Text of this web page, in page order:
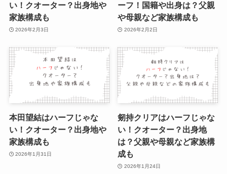
い！クオーター？出身地や
家族構成も
2026年2月3日
ーフ！国籍や出身は？父親
や母親など家族構成も
2026年2月2日
本田望結はハーフじゃな
い！クオーター？出身地や
家族構成も
2026年1月31日
剱持クリアはハーフじゃな
い！クオーター？出身地
は？父親や母親など家族構
成も
2026年1月24日